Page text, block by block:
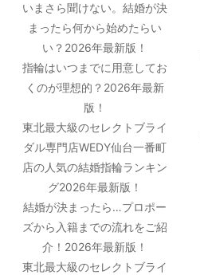
いまさら聞けない。結婚が決
まったら何から始めたらい
い？2026年最新版！
指輪はいつまでに用意してお
くのが理想的？2026年最新
版！
東北最大級のセレクトブライ
ダル専門店WEDY仙台一番町
店の人気の結婚指輪ランキン
グ2026年最新版！
結婚が決まったら…プロポー
ズから入籍までの流れをご紹
介！2026年最新版！
東北最大級のセレクトブライ